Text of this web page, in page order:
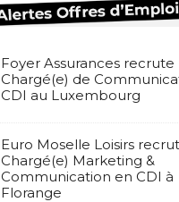
Foyer Assurances recrute
Chargé(e) de
CDI au Luxembourg
Euro Moselle Loisirs
Chargé(e) Marketing &
Communication en CDI à
Florange